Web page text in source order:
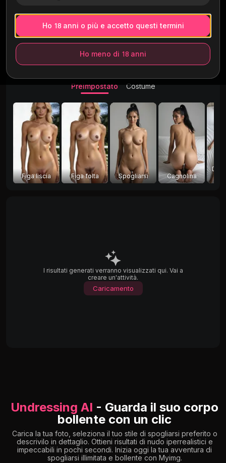
Ho 18 anni o più e accetto questi termini
Ho meno di 18 anni
Preimpostato Costume
Figa liscia Figa folta Spogliarsi Cagnolina
I risultati generati verranno visualizzati qui. Vai a
creare un'attività.
Caricamento
Undressing AI - Guarda il suo corpo
bollente con un clic
Carica la tua foto, seleziona il tuo stile di spogliarsi preferito o
descrivilo in dettaglio. Ottieni risultati di nudo iperrealistici e
impeccabili in pochi secondi. Inizia oggi la tua avventura di
spogliarsi illimitata e bollente con Myimg.